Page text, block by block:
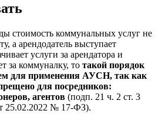
стоимость коммунальных услуг не
а арендодатель выступает
услуги за арендатора и
за коммуналку, то такой порядок
для применения АУСН, так как
для посредников:
агентов (подп. 21 ч. 2 ст. 3
25.02.2022 № 17-ФЗ).